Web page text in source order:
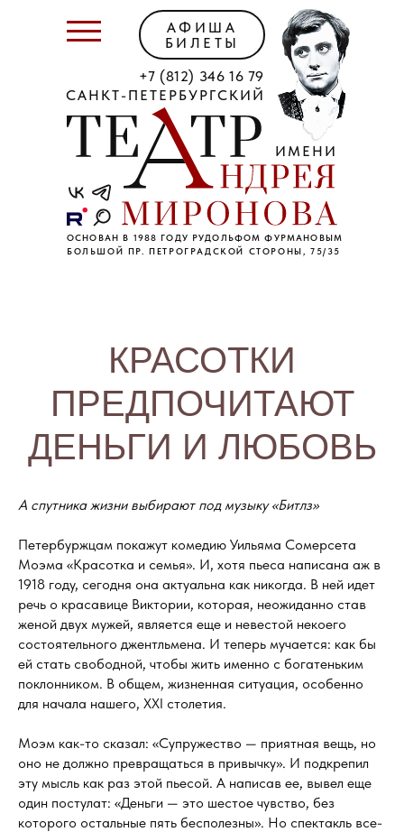
САНКТ-ПЕТЕРБУРГСКИЙ
ИМЕНИ
ОСНОВАН В 1988 ГОДУ РУДОЛЬФОМ ФУРМАНОВЫМ
+7 (812) 346 16 79
БОЛЬШОЙ ПР. ПЕТРОГРАДСКОЙ СТОРОНЫ, 75/35
АФИША
БИЛЕТЫ
КРАСОТКИ
ПРЕДПОЧИТАЮТ
ДЕНЬГИ И ЛЮБОВЬ
А спутника жизни выбирают под музыку «Битлз»
Петербуржцам покажут комедию Уильяма Сомерсета
Моэма «Красотка и семья». И, хотя пьеса написана аж в
1918 году, сегодня она актуальна как никогда. В ней идет
речь о красавице Виктории, которая, неожиданно став
женой двух мужей, является еще и невестой некоего
состоятельного джентльмена. И теперь мучается: как бы
ей стать свободной, чтобы жить именно с богатеньким
поклонником. В общем, жизненная ситуация, особенно
для начала нашего, XXI столетия.
Моэм как-то сказал: «Супружество — приятная вещь, но
оно не должно превращаться в привычку». И подкрепил
эту мысль как раз этой пьесой. А написав ее, вывел еще
один постулат: «Деньги — это шестое чувство, без
которого остальные пять бесполезны». Но спектакль все-